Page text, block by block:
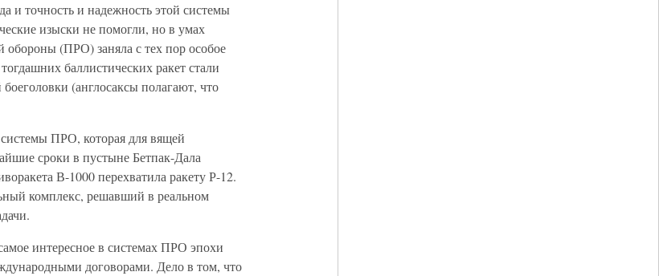
и точность и надежность этой системы
изыски не помогли, но в умах
обороны (ПРО) заняла с тех пор особое
баллистических ракет стали
(англосаксы полагают, что
ПРО, которая для вящей
сроки в пустыне Бетпак-Дала
В-1000 перехватила ракету Р-12.
комплекс, решавший в реальном
интересное в системах ПРО эпохи
договорами. Дело в том, что